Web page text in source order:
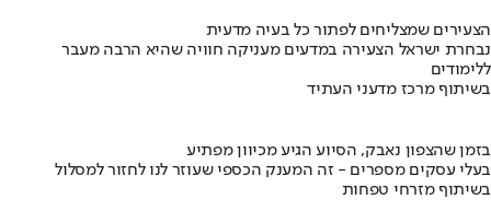
הצעירים שמצליחים לפתור כל בעיה מדעית
נבחרת ישראל הצעירה במדעים מעניקה חוויה שהיא הרבה מעבר
ללימודים
בשיתוף מרכז מדעני העתיד
בזמן שהצפון נאבק, הסיוע הגיע מכיוון מפתיע
בעלי עסקים מספרים - זה המענק הכספי שעוזר לנו לחזור למסלול
בשיתוף מזרחי טפחות